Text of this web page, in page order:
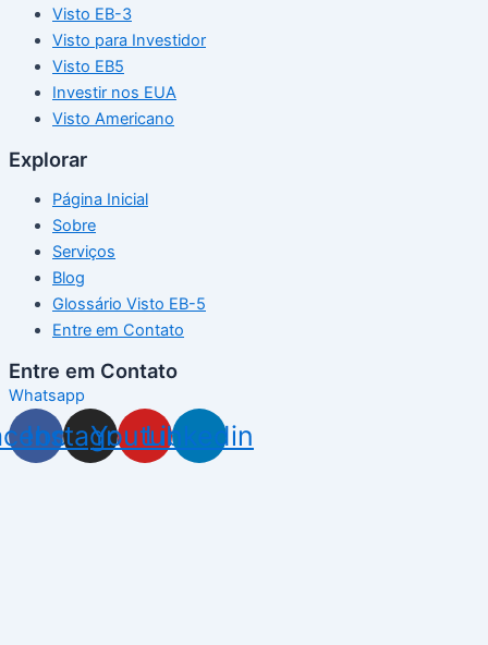
Visto EB-3
Visto para Investidor
Visto EB5
Investir nos EUA
Visto Americano
Explorar
Página Inicial
Sobre
Serviços
Blog
Glossário Visto EB-5
Entre em Contato
Entre em Contato
Whatsapp
Instagram
YoutubeLinkedin